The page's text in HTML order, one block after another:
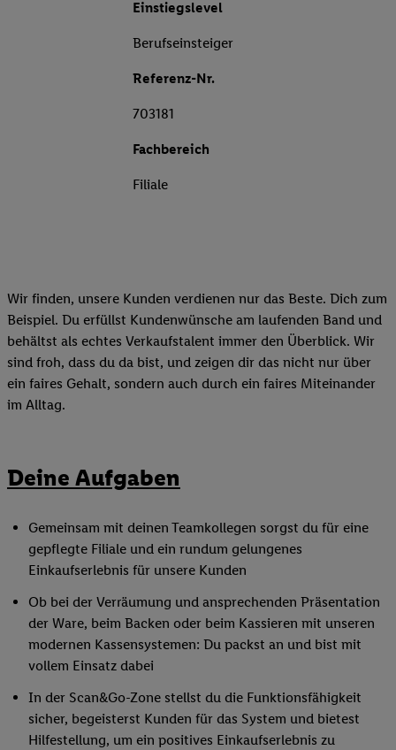
Einstiegslevel
Berufseinsteiger
Referenz-Nr.
703181
Fachbereich
Filiale
Wir finden, unsere Kunden verdienen nur das Beste. Dich zum
Beispiel. Du erfüllst Kundenwünsche am laufenden Band und
behältst als echtes Verkaufstalent immer den Überblick. Wir
sind froh, dass du da bist, und zeigen dir das nicht nur über
ein faires Gehalt, sondern auch durch ein faires Miteinander
im Alltag.
Deine Aufgaben
Gemeinsam mit deinen Teamkollegen sorgst du für eine
gepflegte Filiale und ein rundum gelungenes
Einkaufserlebnis für unsere Kunden
Ob bei der Verräumung und ansprechenden Präsentation
der Ware, beim Backen oder beim Kassieren mit unseren
modernen Kassensystemen: Du packst an und bist mit
vollem Einsatz dabei
In der Scan&Go-Zone stellst du die Funktionsfähigkeit
sicher, begeisterst Kunden für das System und bietest
Hilfestellung, um ein positives Einkaufserlebnis zu